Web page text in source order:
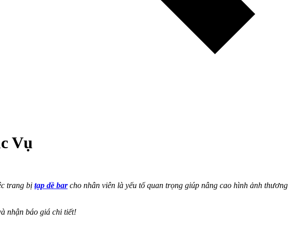
Vụ
trang bị tạp dề barcho nhân viên là yếu tố quan trọng giúp nâng cao hình ảnh thương
nhận báo giá chi tiết!